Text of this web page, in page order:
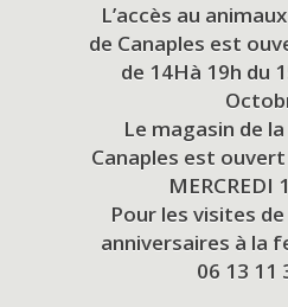
L’accès au
de Canaples est
de 14Hà 19h du
Le magasin de
Canaples est
MERCREDI
Pour les visites
anniversaires à la
06 13 11